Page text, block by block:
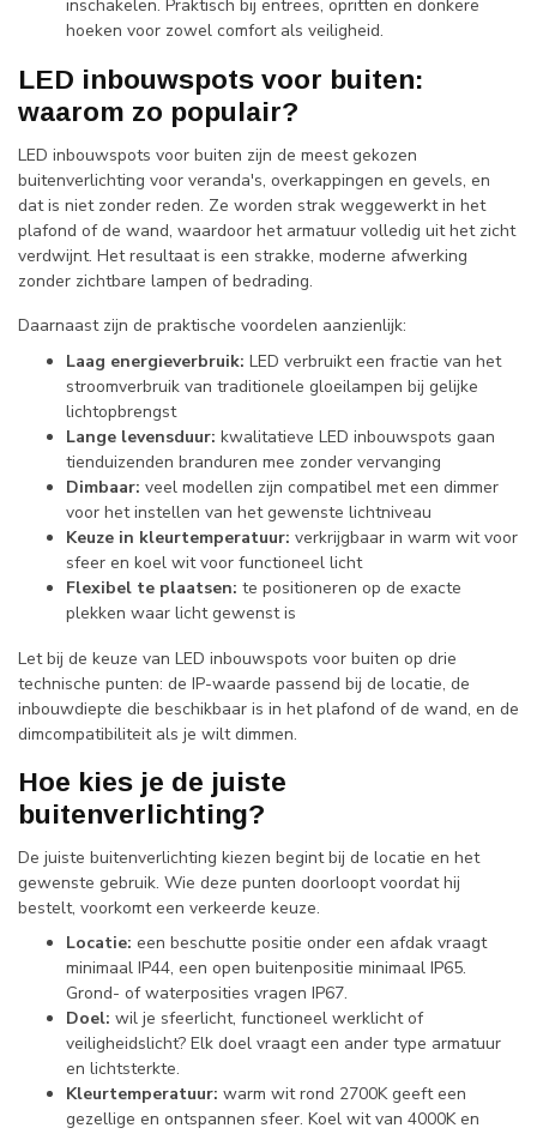
inschakelen. Praktisch bij entrees, opritten en donkere
hoeken voor zowel comfort als veiligheid.
LED inbouwspots voor buiten:
waarom zo populair?
LED inbouwspots voor buiten zijn de meest gekozen
buitenverlichting voor veranda's, overkappingen en gevels, en
dat is niet zonder reden. Ze worden strak weggewerkt in het
plafond of de wand, waardoor het armatuur volledig uit het zicht
verdwijnt. Het resultaat is een strakke, moderne afwerking
zonder zichtbare lampen of bedrading.
Daarnaast zijn de praktische voordelen aanzienlijk:
Laag energieverbruik: LED verbruikt een fractie van het
stroomverbruik van traditionele gloeilampen bij gelijke
lichtopbrengst
Lange levensduur: kwalitatieve LED inbouwspots gaan
tienduizenden branduren mee zonder vervanging
Dimbaar: veel modellen zijn compatibel met een dimmer
voor het instellen van het gewenste lichtniveau
Keuze in kleurtemperatuur: verkrijgbaar in warm wit voor
sfeer en koel wit voor functioneel licht
Flexibel te plaatsen: te positioneren op de exacte
plekken waar licht gewenst is
Let bij de keuze van LED inbouwspots voor buiten op drie
technische punten: de IP-waarde passend bij de locatie, de
inbouwdiepte die beschikbaar is in het plafond of de wand, en de
dimcompatibiliteit als je wilt dimmen.
Hoe kies je de juiste
buitenverlichting?
De juiste buitenverlichting kiezen begint bij de locatie en het
gewenste gebruik. Wie deze punten doorloopt voordat hij
bestelt, voorkomt een verkeerde keuze.
Locatie: een beschutte positie onder een afdak vraagt
minimaal IP44, een open buitenpositie minimaal IP65.
Grond- of waterposities vragen IP67.
Doel: wil je sfeerlicht, functioneel werklicht of
veiligheidslicht? Elk doel vraagt een ander type armatuur
en lichtsterkte.
Kleurtemperatuur: warm wit rond 2700K geeft een
gezellige en ontspannen sfeer. Koel wit van 4000K en